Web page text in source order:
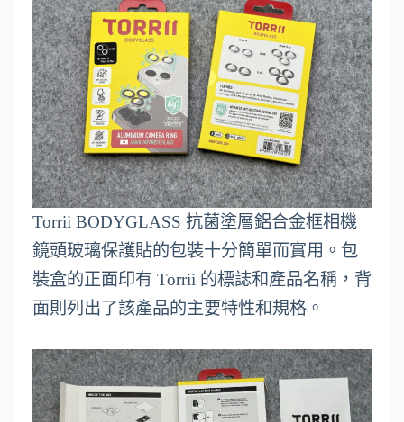
Torrii BODYGLASS 抗菌塗層鋁合金框相機
鏡頭玻璃保護貼的包裝十分簡單而實用。包
裝盒的正面印有 Torrii 的標誌和產品名稱，背
面則列出了該產品的主要特性和規格。